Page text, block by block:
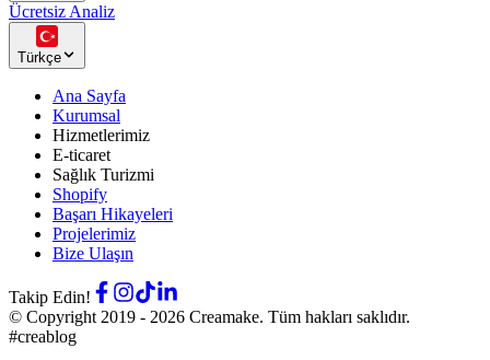
Ücretsiz Analiz
Türkçe
Ana Sayfa
Kurumsal
Hizmetlerimiz
E-ticaret
Sağlık Turizmi
Shopify
Başarı Hikayeleri
Projelerimiz
Bize Ulaşın
Takip Edin!
© Copyright 2019 - 2026 Creamake. Tüm hakları saklıdır.
#creablog